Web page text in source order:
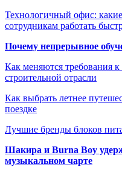
Технологичный офис:
сотрудникам работать
Почему непрерывное
Как меняются требования
строительной отрасли
Как выбрать летнее
поездке
Лучшие бренды блоков
Шакира и Burna Boy
музыкальном чарте